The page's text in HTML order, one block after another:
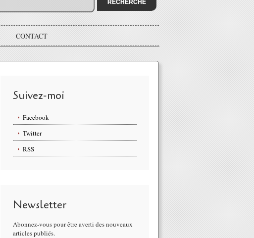
CONTACT
Suivez-moi
Facebook
Twitter
RSS
Newsletter
Abonnez-vous pour être averti des nouveaux
articles publiés.